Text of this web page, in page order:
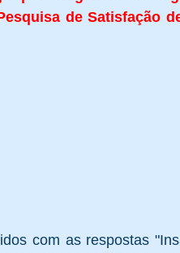
de Satisfação
com as respostas